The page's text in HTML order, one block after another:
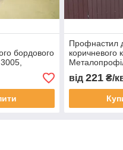
бордового
РАЛ
Профнастил
коричневого
коричневий
Профліс
8017.
від 221₴/